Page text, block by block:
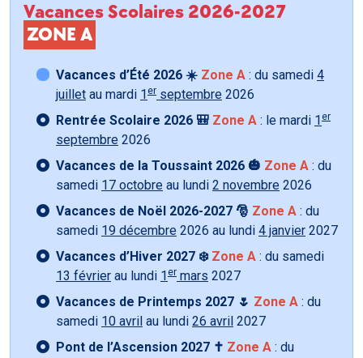
Vacances Scolaires 2026-2027
ZONE A
Vacances d’Été 2026 ☀️ Zone A : du samedi 4
juillet au mardi 1 er septembre 2026
Rentrée Scolaire 2026 🎒 Zone A : le mardi 1 er
septembre 2026
Vacances de la Toussaint 2026 🎃 Zone A : du
samedi 17 octobre au lundi 2 novembre 2026
Vacances de Noël 2026-2027 🎅 Zone A : du
samedi 19 décembre 2026 au lundi 4 janvier 2027
Vacances d’Hiver 2027 ❄️ Zone A : du samedi
13 février au lundi 1 er mars 2027
Vacances de Printemps 2027 🌷 Zone A : du
samedi 10 avril au lundi 26 avril 2027
Pont de l’Ascension 2027 ✝️ Zone A : du